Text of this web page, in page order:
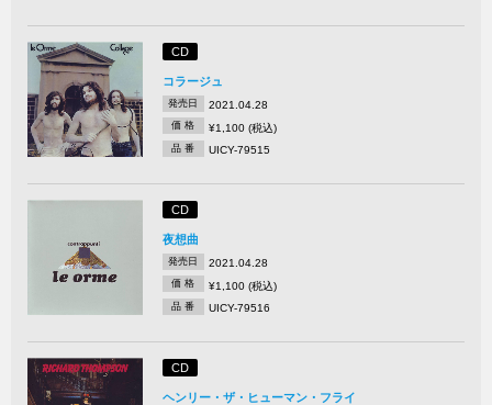
CD
コラージュ
発売日 2021.04.28
価 格 ¥1,100 (税込)
品 番 UICY-79515
CD
夜想曲
発売日 2021.04.28
価 格 ¥1,100 (税込)
品 番 UICY-79516
CD
ヘンリー・ザ・ヒューマン・フライ